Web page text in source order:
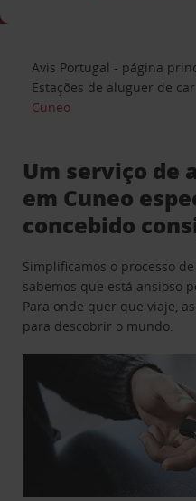
Avis Portugal - página
Estações de aluguer de
Cuneo
Um serviço de
em Cuneo
concebido
Simplificamos o processo
sabemos que está ansioso
Para onde quer que viaje,
para descobrir o mundo.